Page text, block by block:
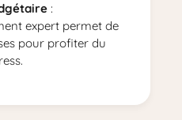
:
expert permet de
pour profiter du